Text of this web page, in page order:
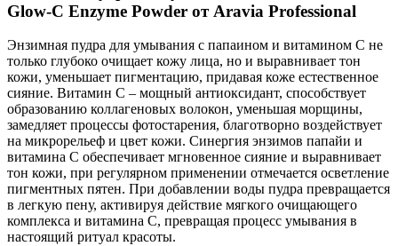
Glow-C Enzyme Powder от Aravia Professional
Энзимная пудра для умывания с папаином и витамином С не
только глубоко очищает кожу лица, но и выравнивает тон
кожи, уменьшает пигментацию, придавая коже естественное
сияние. Витамин С – мощный антиоксидант, способствует
образованию коллагеновых волокон, уменьшая морщины,
замедляет процессы фотостарения, благотворно воздействует
на микрорельеф и цвет кожи. Синергия энзимов папайи и
витамина С обеспечивает мгновенное сияние и выравнивает
тон кожи, при регулярном применении отмечается осветление
пигментных пятен. При добавлении воды пудра превращается
в легкую пену, активируя действие мягкого очищающего
комплекса и витамина С, превращая процесс умывания в
настоящий ритуал красоты.